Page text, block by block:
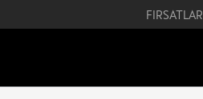
FIRSATLAR